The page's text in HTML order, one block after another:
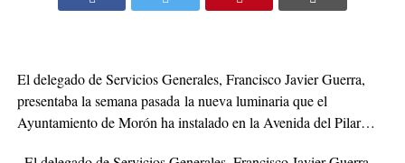
El delegado de Servicios Generales, Francisco Javier Guerra,
presentaba la semana pasada la nueva luminaria que el
Ayuntamiento de Morón ha instalado en la Avenida del Pilar…